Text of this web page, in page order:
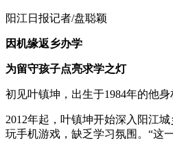
阳江日报记者/盘聪颖
因机缘返乡办学
为留守孩子点亮求学之灯
初见叶镇坤，出生于1984年的他
2012年起，叶镇坤开始深入阳江
玩手机游戏，缺乏学习氛围。“这